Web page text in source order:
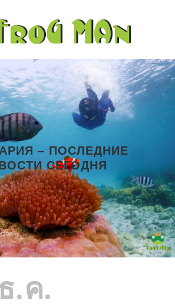
– ПОСЛЕДНИЕ
СЕГОДНЯ
.ค.